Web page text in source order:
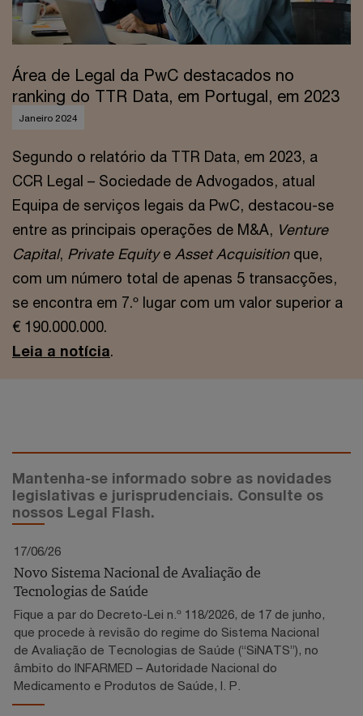
Área de Legal da PwC destacados no
ranking do TTR Data, em Portugal, em 2023
Janeiro 2024
Segundo o relatório da TTR Data, em 2023, a
CCR Legal – Sociedade de Advogados, atual
Equipa de serviços legais da PwC, destacou-se
entre as principais operações de M&A, Venture
Capital, Private Equitye Asset Acquisitionque,
com um número total de apenas 5 transacções,
se encontra em 7.º lugar com um valor superior a
€ 190.000.000.
Leia a notícia.
Mantenha-se informado sobre as novidades
legislativas e jurisprudenciais. Consulte os
nossos Legal Flash.
17/06/26
Novo Sistema Nacional de Avaliação de
Tecnologias de Saúde
Fique a par do Decreto-Lei n.º 118/2026, de 17 de junho,
que procede à revisão do regime do Sistema Nacional
de Avaliação de Tecnologias de Saúde (“SiNATS”), no
âmbito do INFARMED – Autoridade Nacional do
Medicamento e Produtos de Saúde, I. P.